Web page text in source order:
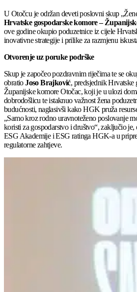
U Otočcu je održan deveti poslovni skup
Hrvatske gospodarske komore –
ove godine okupio poduzetnice iz cijele
inovativne strategije i prilike za razmjenu
Otvorenje uz poruke podrške
Skup je započeo pozdravnim riječima te se
obratioJoso Brajković, predsjednik Hrvatske
Županijske komore Otočac, koji je u ulozi
dobrodošlicu te istaknuo važnost žena
budućnosti, naglasivši kako HGK pruža
„Samo kroz rodno uravnoteženo poslovanje
koristi za gospodarstvo i društvo“, zaključio je,
ESG Akademije i ESG ratinga HGK-a u
regulatorne zahtjeve.